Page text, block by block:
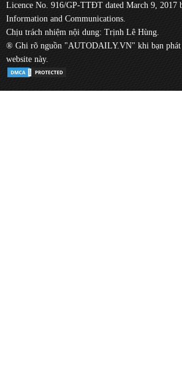
Licence No. 916/GP-TTĐT dated March 9, 2017
Information and Communications.
Chịu trách nhiệm nội dung: Trịnh Lê Hùng.
® Ghi rõ nguồn "AUTODAILY.VN" khi bạn
website này.